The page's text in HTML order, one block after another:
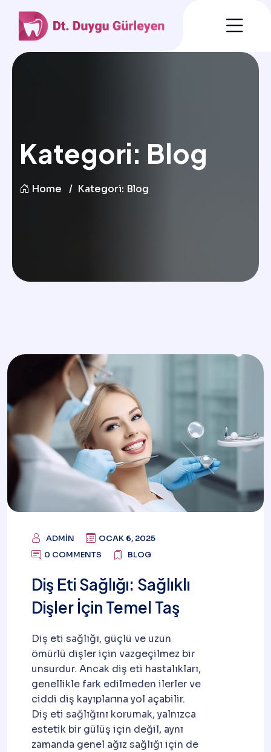
Kategori: Blog
Home Kategori: Blog
ADMIN
OCAK 6, 2025
0 COMMENTS
BLOG
Diş Eti Sağlığı: Sağlıklı
Dişler İçin Temel Taş
Diş eti sağlığı, güçlü ve uzun
ömürlü dişler için vazgeçilmez bir
unsurdur. Ancak diş eti hastalıkları,
genellikle fark edilmeden ilerler ve
ciddi diş kayıplarına yol açabilir.
Diş eti sağlığını korumak, yalnızca
estetik bir gülüş için değil, aynı
zamanda genel ağız sağlığı için de